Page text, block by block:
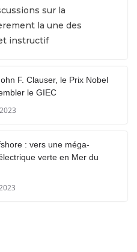
sur la
la une des
instructif
F. Clauser, le Prix Nobel
le GIEC
: vers une méga-
verte en Mer du